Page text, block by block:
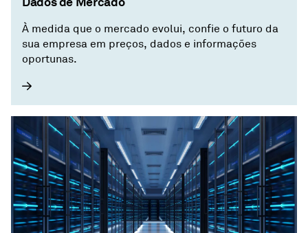
À medida que o mercado evolui, confie o futuro da
sua empresa em preços, dados e informações
oportunas.